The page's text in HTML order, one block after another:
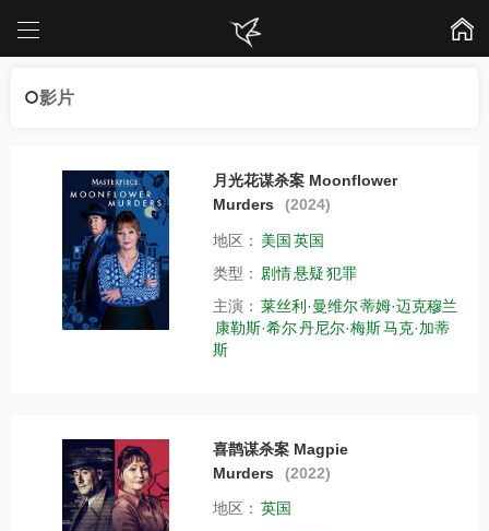
影片
月光花谋杀案 Moonflower
Murders
(2024)
地区： 美国 英国
类型： 剧情悬疑犯罪
主演： 莱丝利·曼维尔蒂姆·迈克穆兰
康勒斯·希尔丹尼尔·梅斯马克·加蒂
斯
喜鹊谋杀案 Magpie
Murders
(2022)
地区： 英国